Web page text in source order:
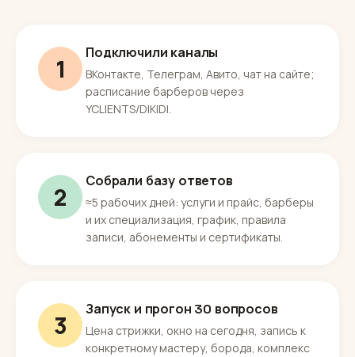
1
Подключили каналы
ВКонтакте, Телеграм, Авито, чат на сайте;
расписание барберов через
YCLIENTS/DIKIDI.
2
Собрали базу ответов
≈5 рабочих дней: услуги и прайс, барберы
и их специализация, график, правила
записи, абонементы и сертификаты.
3
Запуск и прогон 30 вопросов
Цена стрижки, окно на сегодня, запись к
конкретному мастеру, борода, комплекс